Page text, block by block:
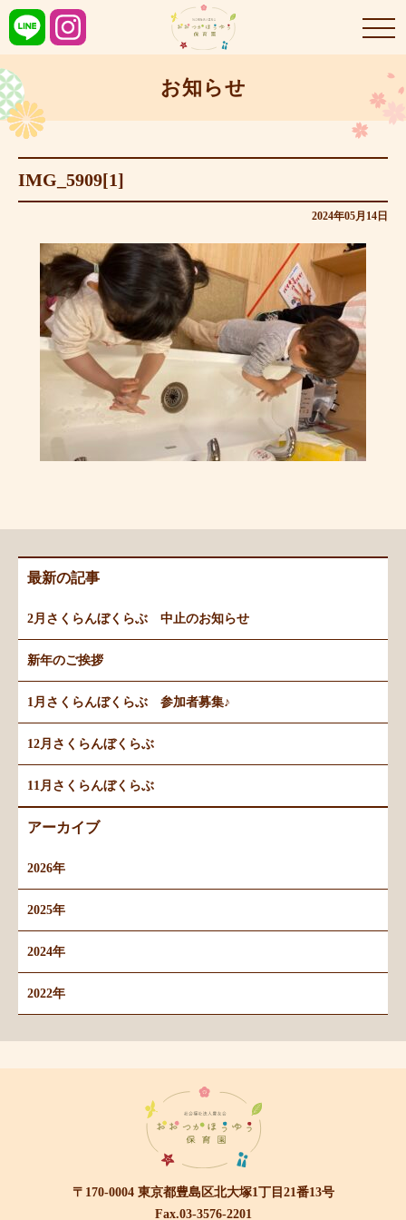
お知らせ
IMG_5909[1]
2024年05月14日
最新の記事
2月さくらんぼくらぶ 中止のお知らせ
新年のご挨拶
1月さくらんぼくらぶ 参加者募集♪
12月さくらんぼくらぶ
11月さくらんぼくらぶ
アーカイブ
2026年
2025年
2024年
2022年
〒170-0004 東京都豊島区北大塚1丁目21番13号
Fax.03-3576-2201